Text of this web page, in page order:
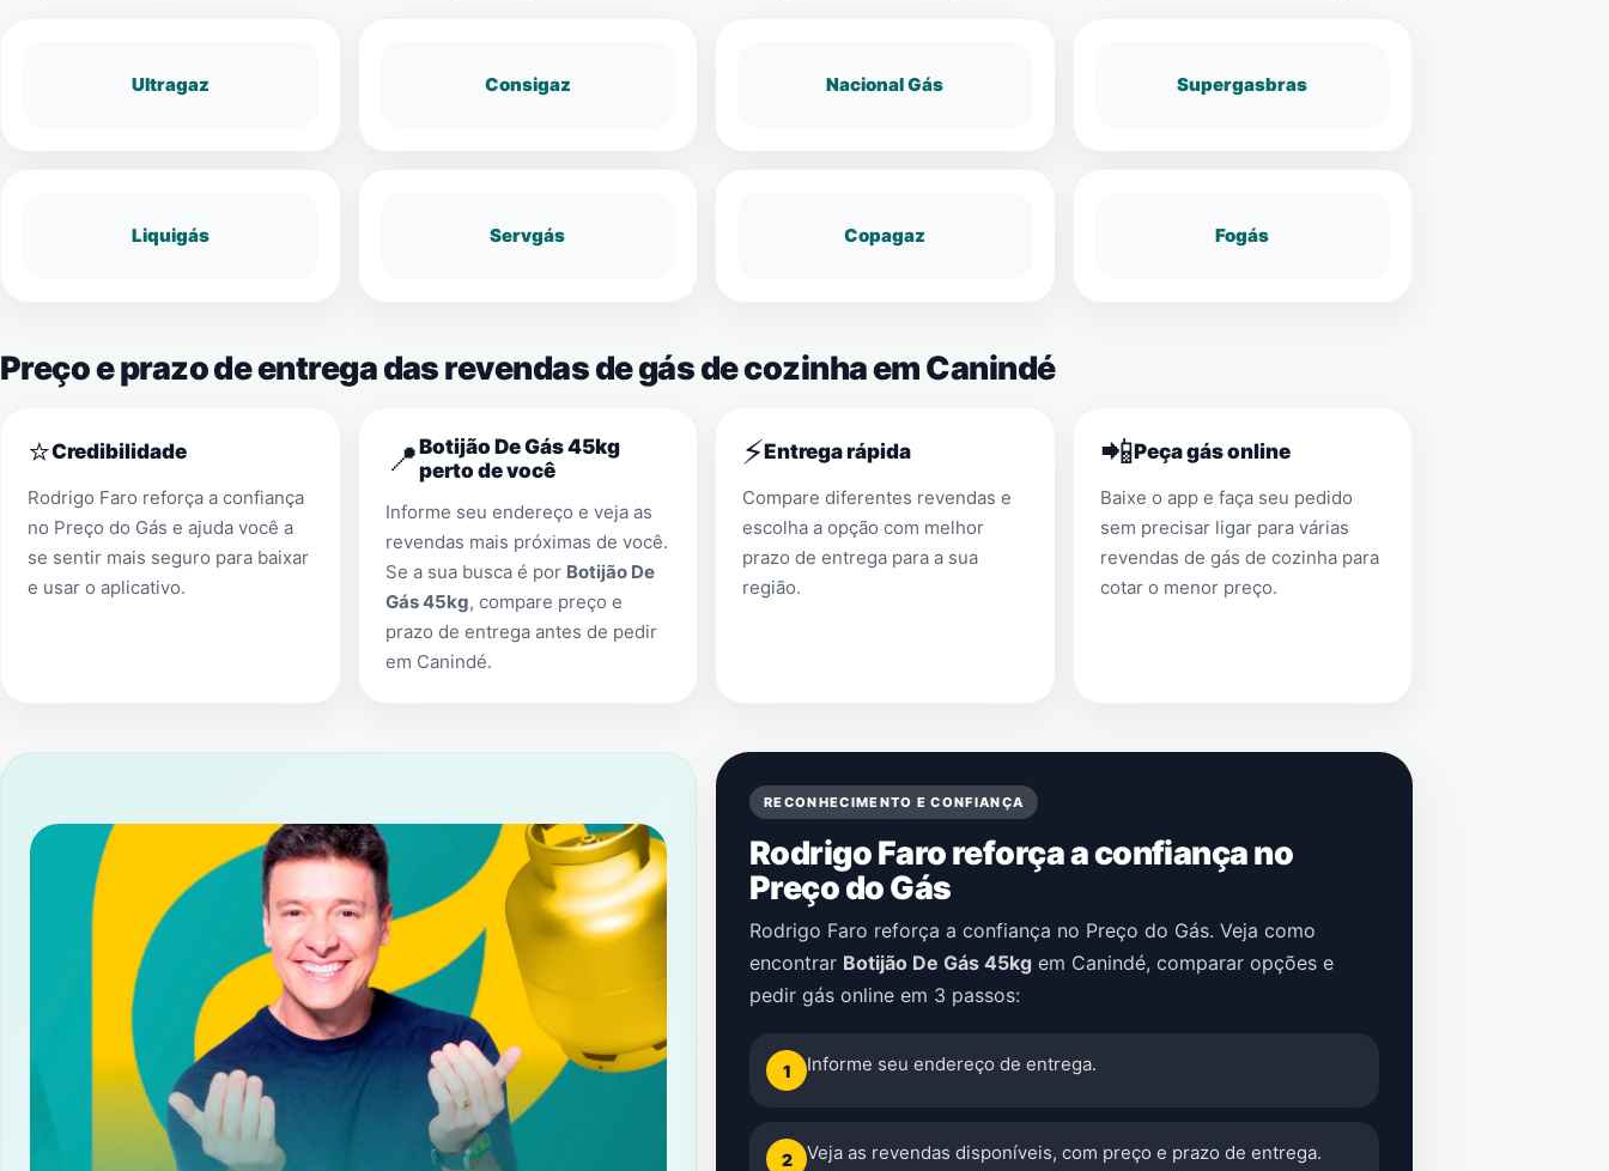
Ultragaz Consigaz Nacional Gás Supergasbras
Liquigás Servgás Copagaz Fogás
Preço e prazo de entrega das revendas de gás de cozinha em Canindé
⭐Credibilidade
Rodrigo Faro reforça a confiança
no Preço do Gás e ajuda você a
se sentir mais seguro para baixar
e usar o aplicativo.
📍Botijão De Gás 45kg
perto de você
Informe seu endereço e veja as
revendas mais próximas de você.
Se a sua busca é por Botijão De
Gás 45kg, compare preço e
prazo de entrega antes de pedir
em Canindé.
⚡Entrega rápida
Compare diferentes revendas e
escolha a opção com melhor
prazo de entrega para a sua
região.
📲Peça gás online
Baixe o app e faça seu pedido
sem precisar ligar para várias
revendas de gás de cozinha para
cotar o menor preço.
RECONHECIMENTO E CONFIANÇA
Rodrigo Faro reforça a confiança no
Preço do Gás
Rodrigo Faro reforça a confiança no Preço do Gás. Veja como
encontrar Botijão De Gás 45kg em Canindé, comparar opções e
pedir gás online em 3 passos:
1 Informe seu endereço de entrega.
2 Veja as revendas disponíveis, com preço e prazo de entrega.